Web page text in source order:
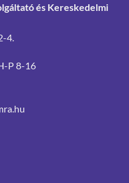
és Kereskedelmi
4.
P 8-16